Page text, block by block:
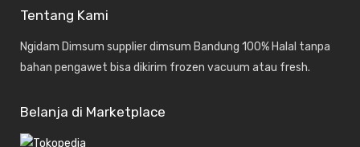
Tentang Kami
Ngidam Dimsum supplier dimsum Bandung 100% Halal tanpa
bahan pengawet bisa dikirim frozen vacuum atau fresh.
Belanja di Marketplace